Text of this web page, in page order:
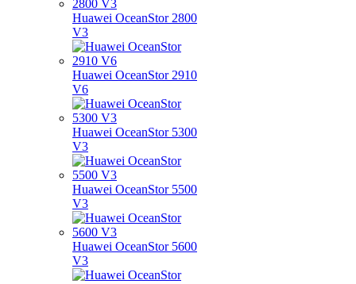
Huawei OceanStor 2800
V3
Huawei OceanStor 2910
V6
Huawei OceanStor 5300
V3
Huawei OceanStor 5500
V3
Huawei OceanStor 5600
V3